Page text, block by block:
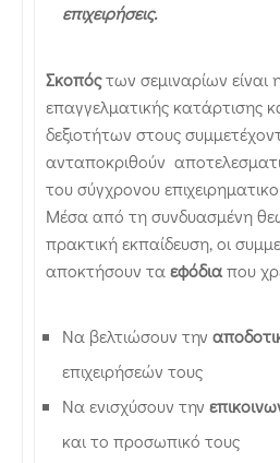
επιχειρήσεις.
Σκοπόςτων σεμιναρίων είναι
επαγγελματικής κατάρτισης
δεξιοτήτων στους
ανταποκριθούν
του σύγχρονου
Μέσα από τη συνδυασμένη
πρακτική εκπαίδευση, οι
αποκτήσουν τα εφόδιαπου
Να βελτιώσουν την
επιχειρήσεών τους
Να ενισχύσουν την
και το προσωπικό τους